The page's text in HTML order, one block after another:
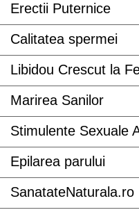
Erectii Puternice
Calitatea spermei
Libidou Crescut la
Marirea Sanilor
Stimulente Sexuale
Epilarea parului
SanatateNaturala.ro